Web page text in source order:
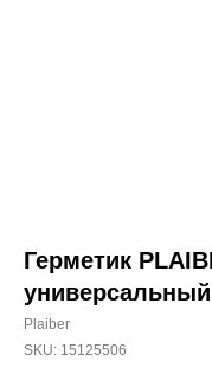
Герметик
Plaiber
SKU: 15125506